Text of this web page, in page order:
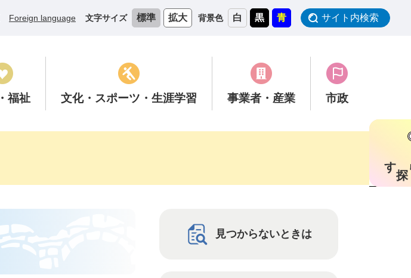
Foreign language 文字サイズ 標準 拡大 背景色 白 黒 青 サイト内検索
・福祉 文化・スポーツ ・生涯学習 事業者 ・産業 市政
す
見つからないときは